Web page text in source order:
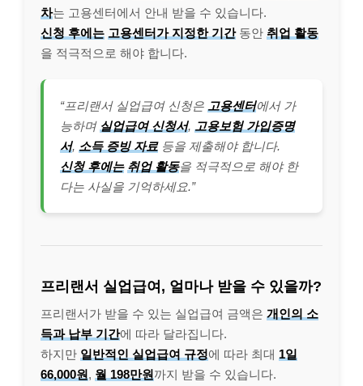
차는 고용센터에서 안내 받을 수 있습니다.
신청 후에는 고용센터가 지정한 기간동안 취업 활동
을 적극적으로 해야 합니다.
“프리랜서 실업급여 신청은 고용센터에서 가
능하며 실업급여 신청서, 고용보험 가입증명
서, 소득 증빙 자료등을 제출해야 합니다.
신청 후에는 취업 활동을 적극적으로 해야 한
다는 사실을 기억하세요.”
프리랜서 실업급여, 얼마나 받을 수 있을까?
프리랜서가 받을 수 있는 실업급여 금액은 개인의 소
득과 납부 기간에 따라 달라집니다.
하지만 일반적인 실업급여 규정에 따라 최대 1일
66,000원, 월 198만원까지 받을 수 있습니다.